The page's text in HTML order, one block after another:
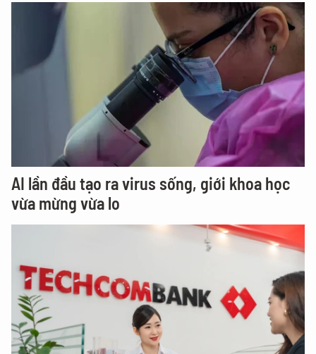
AI lần đầu tạo ra virus sống, giới khoa học
vừa mừng vừa lo